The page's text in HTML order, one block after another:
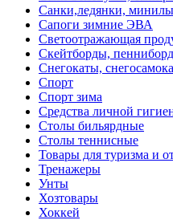
Санки,ледянки,
Сапоги зимние ЭВА
Светоотражающая
Скейтборды,
Снегокаты,
Спорт
Спорт зима
Средства личной
Столы бильярдные
Столы теннисные
Товары для туризма и
Тренажеры
Унты
Хозтовары
Хоккей